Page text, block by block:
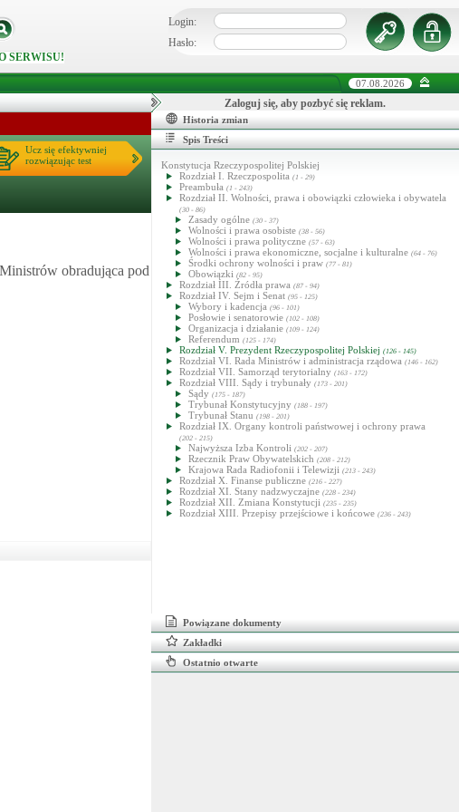
SERWISU!
Login:
Hasło:
07.08.2026
Ucz się efektywniej
rozwiązując test
obradująca pod
Zaloguj się, aby pozbyć się reklam.
Historia zmian
Spis Treści
Konstytucja Rzeczypospolitej Polskiej
Rozdział I. Rzeczpospolita (1 - 29)
Preambuła (1 - 243)
Rozdział II. Wolności, prawa i obowiązki człowieka i obywatela
(30 - 86)
Zasady ogólne (30 - 37)
Wolności i prawa osobiste (38 - 56)
Wolności i prawa polityczne (57 - 63)
Wolności i prawa ekonomiczne, socjalne i kulturalne (64 - 76)
Środki ochrony wolności i praw (77 - 81)
Obowiązki (82 - 95)
Rozdział III. Źródła prawa (87 - 94)
Rozdział IV. Sejm i Senat (95 - 125)
Wybory i kadencja (96 - 101)
Posłowie i senatorowie (102 - 108)
Organizacja i działanie (109 - 124)
Referendum (125 - 174)
Rozdział V. Prezydent Rzeczypospolitej Polskiej (126 - 145)
Rozdział VI. Rada Ministrów i administracja rządowa (146 - 162)
Rozdział VII. Samorząd terytorialny (163 - 172)
Rozdział VIII. Sądy i trybunały (173 - 201)
Sądy (175 - 187)
Trybunał Konstytucyjny (188 - 197)
Trybunał Stanu (198 - 201)
Rozdział IX. Organy kontroli państwowej i ochrony prawa
(202 - 215)
Najwyższa Izba Kontroli (202 - 207)
Rzecznik Praw Obywatelskich (208 - 212)
Krajowa Rada Radiofonii i Telewizji (213 - 243)
Rozdział X. Finanse publiczne (216 - 227)
Rozdział XI. Stany nadzwyczajne (228 - 234)
Rozdział XII. Zmiana Konstytucji (235 - 235)
Rozdział XIII. Przepisy przejściowe i końcowe (236 - 243)
Powiązane dokumenty
Zakładki
Ostatnio otwarte